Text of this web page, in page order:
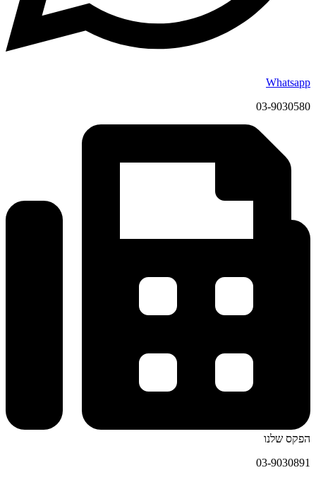
Whatsapp
03-9030580
הפקס שלנו
03-9030891